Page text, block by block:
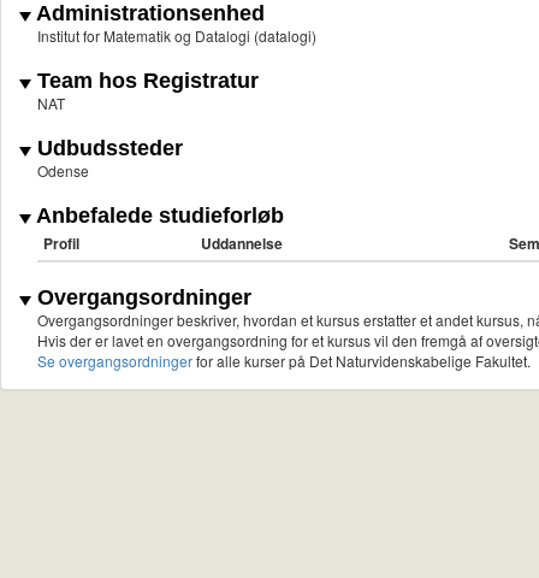
Administrationsenhed
Institut for Matematik og Datalogi (datalogi)
Team hos Registratur
NAT
Udbudssteder
Odense
Anbefalede studieforløb
Profil Uddannelse
Overgangsordninger
Overgangsordninger beskriver, hvordan et kursus erstatter et andet kursus,
Hvis der er lavet en overgangsordning for et kursus vil den fremgå af
Se overgangsordningerfor alle kurser på Det Naturvidenskabelige Fakultet.